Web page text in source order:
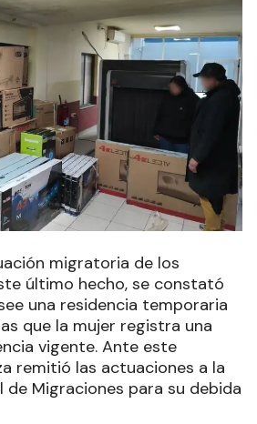
migratoria de los
último hecho, se constató
una residencia temporaria
que la mujer registra una
vigente. Ante este
remitió las actuaciones a la
de Migraciones para su debida